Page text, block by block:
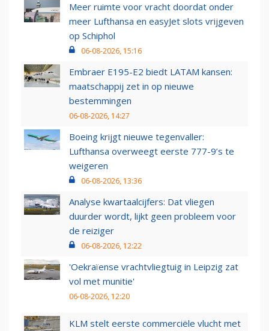
Meer ruimte voor vracht doordat onder
meer Lufthansa en easyJet slots vrijgeven
op Schiphol
06-08-2026, 15:16
Embraer E195-E2 biedt LATAM kansen:
maatschappij zet in op nieuwe
bestemmingen
06-08-2026, 14:27
Boeing krijgt nieuwe tegenvaller:
Lufthansa overweegt eerste 777-9’s te
weigeren
06-08-2026, 13:36
Analyse kwartaalcijfers: Dat vliegen
duurder wordt, lijkt geen probleem voor
de reiziger
06-08-2026, 12:22
'Oekraïense vrachtvliegtuig in Leipzig zat
vol met munitie'
06-08-2026, 12:20
KLM stelt eerste commerciële vlucht met